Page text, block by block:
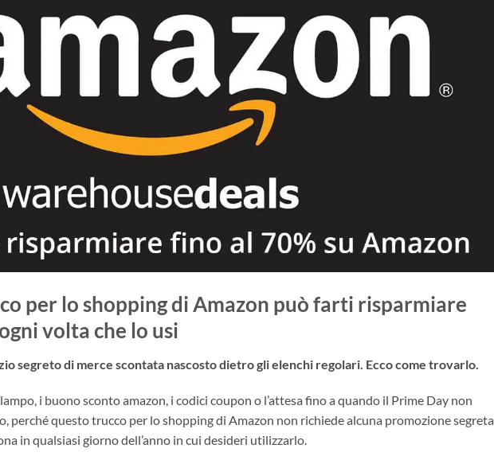
per lo shopping di Amazon può farti risparmiare
volta che lo usi
segreto di merce scontata nascosto dietro gli elenchi regolari. Ecco come trovarlo.
i buono sconto amazon, i codici coupon o l’attesa fino a quando il Prime Day non
perché questo trucco per lo shopping di Amazon non richiede alcuna promozione segreta
in qualsiasi giorno dell’anno in cui desideri utilizzarlo.